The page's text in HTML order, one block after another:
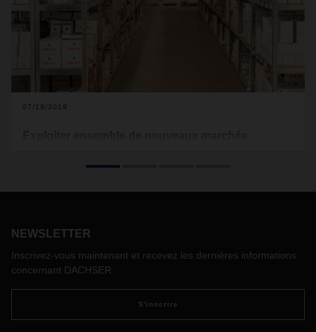
07/18/2019
Aujourd'hui, Dicsa est une entreprise mondiale. Le rôle de
source unique.
NEWSLETTER
Inscrivez-vous maintenant et recevez les dernières informations
concernant DACHSER
S'inscrire